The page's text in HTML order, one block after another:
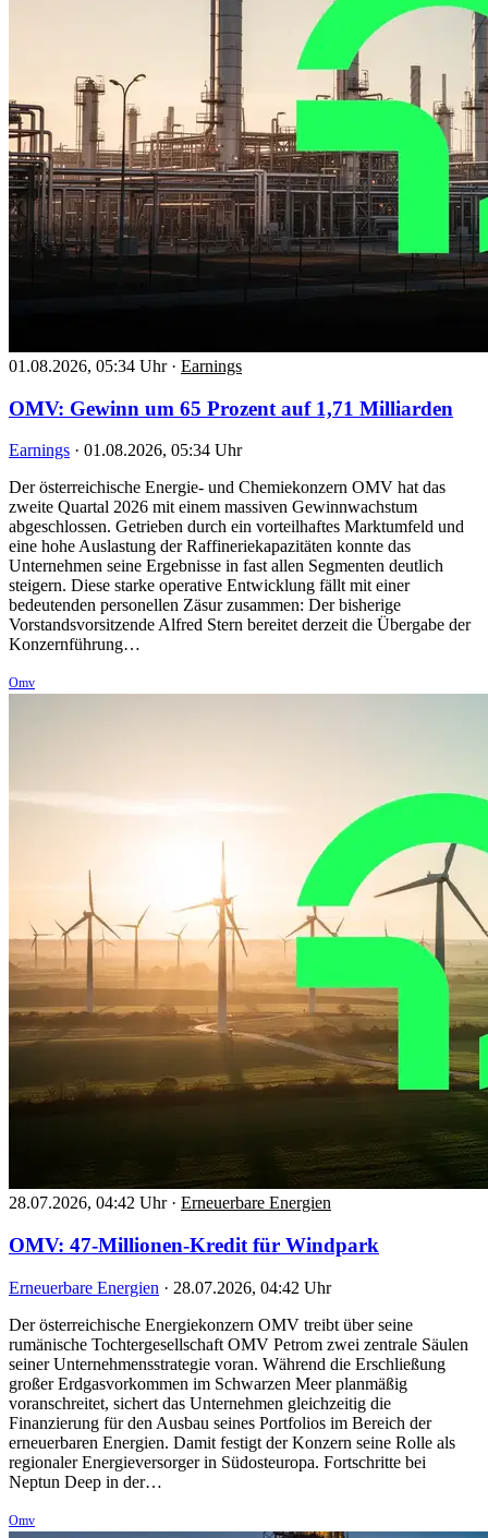
01.08.2026, 05:34 Uhr · Earnings
OMV: Gewinn um 65 Prozent auf 1,71 Milliarden
Earnings · 01.08.2026, 05:34 Uhr
Der österreichische Energie- und Chemiekonzern OMV hat das
zweite Quartal 2026 mit einem massiven Gewinnwachstum
abgeschlossen. Getrieben durch ein vorteilhaftes Marktumfeld und
eine hohe Auslastung der Raffineriekapazitäten konnte das
Unternehmen seine Ergebnisse in fast allen Segmenten deutlich
steigern. Diese starke operative Entwicklung fällt mit einer
bedeutenden personellen Zäsur zusammen: Der bisherige
Vorstandsvorsitzende Alfred Stern bereitet derzeit die Übergabe der
Konzernführung…
Omv
28.07.2026, 04:42 Uhr · Erneuerbare Energien
OMV: 47-Millionen-Kredit für Windpark
Erneuerbare Energien · 28.07.2026, 04:42 Uhr
Der österreichische Energiekonzern OMV treibt über seine
rumänische Tochtergesellschaft OMV Petrom zwei zentrale Säulen
seiner Unternehmensstrategie voran. Während die Erschließung
großer Erdgasvorkommen im Schwarzen Meer planmäßig
voranschreitet, sichert das Unternehmen gleichzeitig die
Finanzierung für den Ausbau seines Portfolios im Bereich der
erneuerbaren Energien. Damit festigt der Konzern seine Rolle als
regionaler Energieversorger in Südosteuropa. Fortschritte bei
Neptun Deep in der…
Omv